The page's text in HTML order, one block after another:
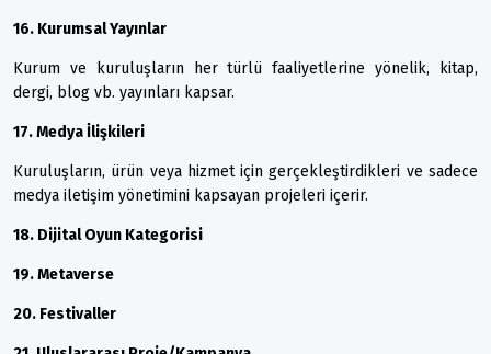
16. Kurumsal Yayınlar
Kurum ve kuruluşların her türlü faaliyetlerine yönelik, kitap,
dergi, blog vb. yayınları kapsar.
17. Medya İlişkileri
Kuruluşların, ürün veya hizmet için gerçekleştirdikleri ve sadece
medya iletişim yönetimini kapsayan projeleri içerir.
18. Dijital Oyun Kategorisi
19. Metaverse
20. Festivaller